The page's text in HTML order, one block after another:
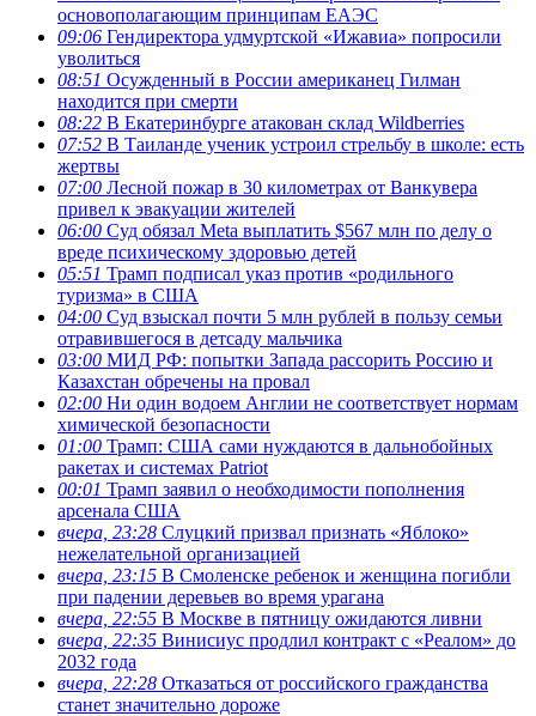
основополагающим принципам ЕАЭС
09:06 Гендиректора удмуртской «Ижавиа» попросили
уволиться
08:51 Осужденный в России американец Гилман
находится при смерти
08:22 В Екатеринбурге атакован склад Wildberries
07:52 В Таиланде ученик устроил стрельбу в школе: есть
жертвы
07:00 Лесной пожар в 30 километрах от Ванкувера
привел к эвакуации жителей
06:00 Суд обязал Meta выплатить $567 млн по делу о
вреде психическому здоровью детей
05:51 Трамп подписал указ против «родильного
туризма» в США
04:00 Суд взыскал почти 5 млн рублей в пользу семьи
отравившегося в детсаду мальчика
03:00 МИД РФ: попытки Запада рассорить Россию и
Казахстан обречены на провал
02:00 Ни один водоем Англии не соответствует нормам
химической безопасности
01:00 Трамп: США сами нуждаются в дальнобойных
ракетах и системах Patriot
00:01 Трамп заявил о необходимости пополнения
арсенала США
вчера, 23:28 Слуцкий призвал признать «Яблоко»
нежелательной организацией
вчера, 23:15 В Смоленске ребенок и женщина погибли
при падении деревьев во время урагана
вчера, 22:55 В Москве в пятницу ожидаются ливни
вчера, 22:35 Винисиус продлил контракт с «Реалом» до
2032 года
вчера, 22:28 Отказаться от российского гражданства
станет значительно дороже